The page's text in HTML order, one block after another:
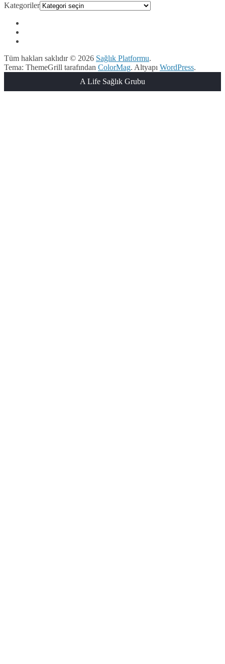
Kategoriler
Tüm hakları saklıdır © 2026 Sağlık Platformu.
Tema: ThemeGrill tarafından ColorMag. Altyapı WordPress.
A Life Sağlık Grubu